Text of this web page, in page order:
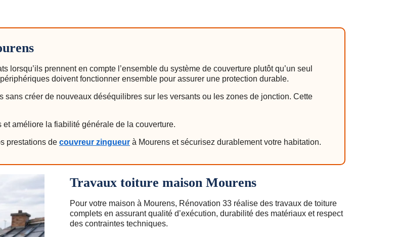
prennent en compte l’ensemble du système de couverture plutôt qu’un seul
doivent fonctionner ensemble pour assurer une protection durable.
créer de nouveaux déséquilibres sur les versants ou les zones de jonction. Cette
améliore la fiabilité générale de la couverture.
prestations de couvreur zingueur à Mourens et sécurisez durablement votre habitation.
Travaux toiture maison Mourens
Pour votre maison à Mourens, Rénovation 33 réalise des travaux de toiture
complets en assurant qualité d’exécution, durabilité des matériaux et respect
des contraintes techniques.